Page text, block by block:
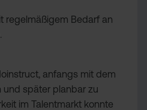
regelmäßigem Bedarf an
anfangs mit dem
und später planbar zu
im Talentmarkt konnte